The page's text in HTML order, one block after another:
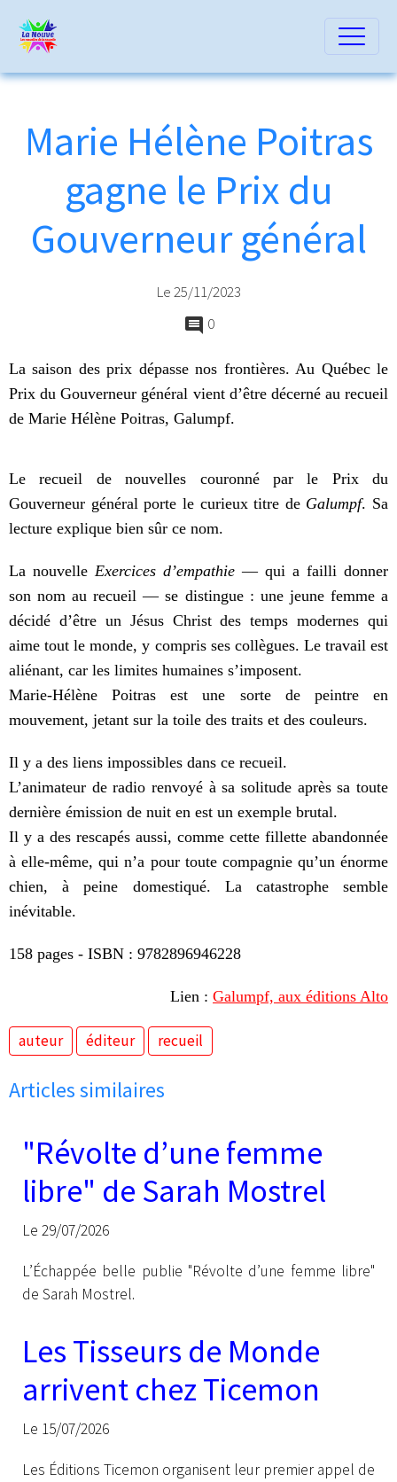
Marie Hélène Poitras
gagne le Prix du
Gouverneur général
Le 25/11/2023
0
La saison des prix dépasse nos frontières. Au Québec le
Prix du Gouverneur général vient d’être décerné au recueil
de Marie Hélène Poitras, Galumpf.
Le recueil de nouvelles couronné par le Prix du
Gouverneur général porte le curieux titre de Galumpf. Sa
lecture explique bien sûr ce nom.
La nouvelle Exercices d’empathie — qui a failli donner
son nom au recueil — se distingue : une jeune femme a
décidé d’être un Jésus Christ des temps modernes qui
aime tout le monde, y compris ses collègues. Le travail est
aliénant, car les limites humaines s’imposent.
Marie-Hélène Poitras est une sorte de peintre en
mouvement, jetant sur la toile des traits et des couleurs.
Il y a des liens impossibles dans ce recueil.
L’animateur de radio renvoyé à sa solitude après sa toute
dernière émission de nuit en est un exemple brutal.
Il y a des rescapés aussi, comme cette fillette abandonnée
à elle-même, qui n’a pour toute compagnie qu’un énorme
chien, à peine domestiqué. La catastrophe semble
inévitable.
158 pages - ISBN : 9782896946228
Lien : Galumpf, aux éditions Alto
auteur éditeur recueil
Articles similaires
"Révolte d’une femme
libre" de Sarah Mostrel
Le 29/07/2026
L’Échappée belle publie "Révolte d’une femme libre"
de Sarah Mostrel.
Les Tisseurs de Monde
arrivent chez Ticemon
Le 15/07/2026
Les Éditions Ticemon organisent leur premier appel de